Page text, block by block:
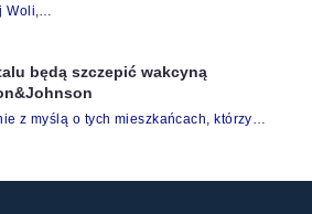
Woli,…
będą szczepić wakcyną
z myślą o tych mieszkańcach, którzy…